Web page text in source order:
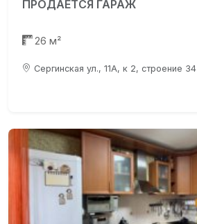
ПРОДАЕТСЯ ГАРАЖ
26 м²
Сергинская ул., 11А, к 2, строение 34